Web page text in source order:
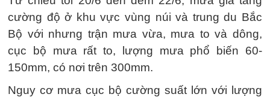
cường độ ở khu vực vùng núi và trung du Bắc
Bộ với nhưng trận mưa vừa, mưa to và dông,
cục bộ mưa rất to, lượng mưa phổ biến 60-
150mm, có nơi trên 300mm.
Nguy cơ mưa cục bộ cường suất lớn với lượng